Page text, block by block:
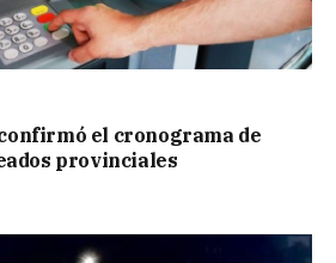
el cronograma de
provinciales